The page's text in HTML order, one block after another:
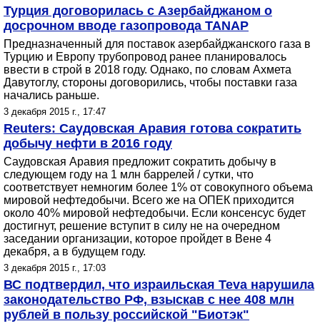
Турция договорилась с Азербайджаном о
досрочном вводе газопровода TANAP
Предназначенный для поставок азербайджанского газа в
Турцию и Европу трубопровод ранее планировалось
ввести в строй в 2018 году. Однако, по словам Ахмета
Давутоглу, стороны договорились, чтобы поставки газа
начались раньше.
3 декабря 2015 г., 17:47
Reuters: Саудовская Аравия готова сократить
добычу нефти в 2016 году
Саудовская Аравия предложит сократить добычу в
следующем году на 1 млн баррелей / сутки, что
соответствует немногим более 1% от совокупного объема
мировой нефтедобычи. Всего же на ОПЕК приходится
около 40% мировой нефтедобычи. Если консенсус будет
достигнут, решение вступит в силу не на очередном
заседании организации, которое пройдет в Вене 4
декабря, а в будущем году.
3 декабря 2015 г., 17:03
ВС подтвердил, что израильская Teva нарушила
законодательство РФ, взыскав с нее 408 млн
рублей в пользу российской "Биотэк"